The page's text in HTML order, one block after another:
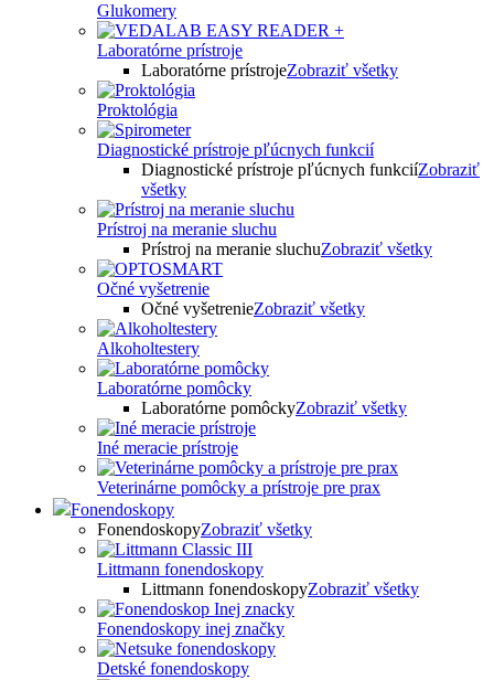
Glukomery
Laboratórne prístroje
Laboratórne prístrojeZobraziť všetky
Proktológia
Diagnostické prístroje pľúcnych funkcií
Diagnostické prístroje pľúcnych funkciíZobraziť
všetky
Prístroj na meranie sluchu
Prístroj na meranie sluchuZobraziť všetky
Očné vyšetrenie
Očné vyšetrenieZobraziť všetky
Alkoholtestery
Laboratórne pomôcky
Laboratórne pomôckyZobraziť všetky
Iné meracie prístroje
Veterinárne pomôcky a prístroje pre prax
Fonendoskopy
FonendoskopyZobraziť všetky
Littmann fonendoskopy
Littmann fonendoskopyZobraziť všetky
Fonendoskopy inej značky
Detské fonendoskopy